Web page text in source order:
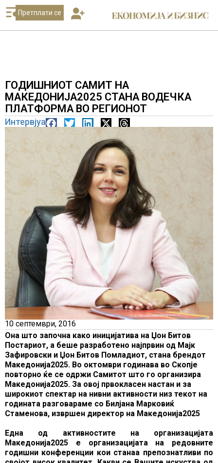
Претплати се
ГОДИШНИОТ САМИТ НА
МАКЕДОНИЈА2025 СТАНА ВОДЕЧКА
ПЛАТФОРМА ВО РЕГИОНОТ
Интервјуа
10 септември, 2016
Она што започна како иницијатива на Џон Битов
Постариот, а беше разработено најпрвин од Мајк
Зафировски и Џон Битов Помладиот, стана брендот
Македонија2025. Во октомври годинава во Скопје
повторно ќе се одржи Самитот што го организира
Македонија2025. За овој првокласен настан и за
широкиот спектар на нивни активности низ текот на
годината разговараме со Билјана Марковиќ
Стаменова, извршен директор на Македонија2025
Една од активностите на организацијата
Македонија2025 е организацијата на редовните
годишни конференции кои станаа препознатливи по